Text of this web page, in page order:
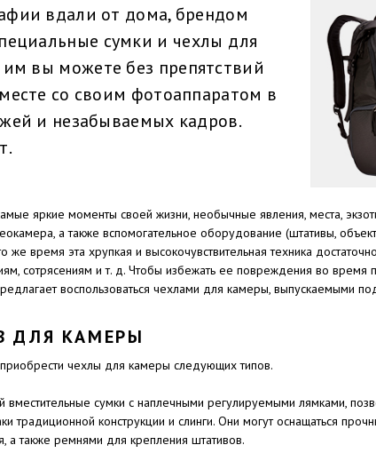
вдали от дома, брендом
сумки и чехлы для
им вы можете без препятствий
со своим фотоаппаратом в
и незабываемых кадров.
яркие моменты своей жизни, необычные явления, места,
а также вспомогательное оборудование (штативы,
же время эта хрупкая и высокочувствительная техника
сотрясениям и т. д. Чтобы избежать ее повреждения во время
воспользоваться чехлами для камеры, выпускаемыми
ДЛЯ КАМЕРЫ
чехлы для камеры следующих типов.
вместительные сумки с наплечными регулируемыми лямками,
традиционной конструкции и слинги. Они могут оснащаться
а также ремнями для крепления штативов.